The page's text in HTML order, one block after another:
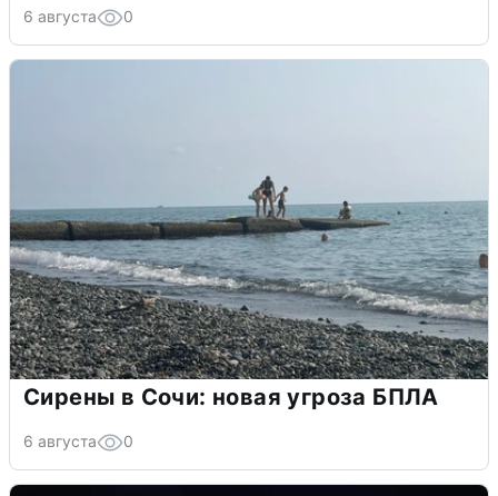
6 августа 0
Сирены в Сочи: новая угроза БПЛА
6 августа 0